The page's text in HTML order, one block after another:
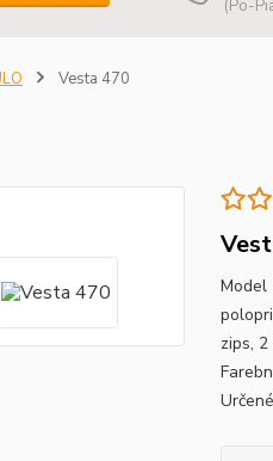
(Po-
Vesta 470
zips,